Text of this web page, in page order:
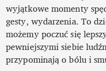
wyjątkowe momenty
gesty, wydarzenia. To
możemy poczuć się
pewniejszymi siebie
przypominają o bólu i